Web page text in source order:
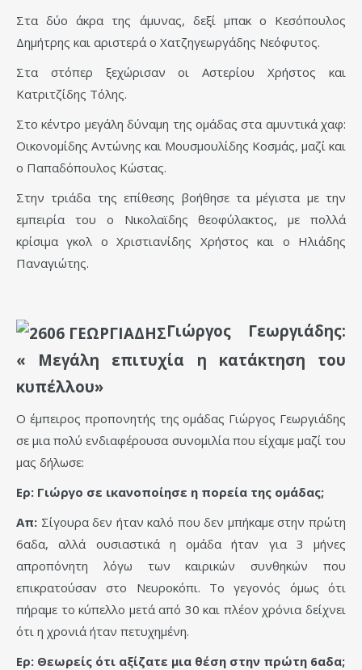
Στα δύο άκρα της άμυνας, δεξί μπακ ο Κεσόπουλος
Δημήτρης και αριστερά ο Χατζηγεωργάδης Νεόφυτος.
Στα στόπερ ξεχώρισαν οι Αστερίου Χρήστος και
Κατριτζίδης Τόλης.
Στο κέντρο μεγάλη δύναμη της ομάδας στα αμυντικά χαφ:
Οικονομίδης Αντώνης και Μουσμουλίδης Κοσμάς, μαζί και
ο Παπαδόπουλος Κώστας.
Στην τριάδα της επίθεσης βοήθησε τα μέγιστα με την
εμπειρία του ο Νικολαϊδης θεοφύλακτος, με πολλά
κρίσιμα γκολ ο Χριστιανίδης Χρήστος και ο Ηλιάδης
Παναγιώτης.
Γιώργος Γεωργιάδης:
«
Μεγάλη επιτυχία η κατάκτηση του
κυπέλλου»
Ο έμπειρος προπονητής της ομάδας Γιώργος Γεωργιάδης
σε μια πολύ ενδιαφέρουσα συνομιλία που είχαμε μαζί του
μας δήλωσε:
Ερ: Γιώργο σε ικανοποίησε η πορεία της ομάδας;
Απ: Σίγουρα δεν ήταν καλό που δεν μπήκαμε στην πρώτη
6αδα, αλλά ουσιαστικά η ομάδα ήταν για 3 μήνες
απροπόνητη λόγω των καιρικών συνθηκών που
επικρατούσαν στο Νευροκόπι. Το γεγονός όμως ότι
πήραμε το κύπελλο μετά από 30 και πλέον χρόνια δείχνει
ότι η χρονιά ήταν πετυχημένη.
Ερ: Θεωρείς ότι αξίζατε μια θέση στην πρώτη 6αδα;